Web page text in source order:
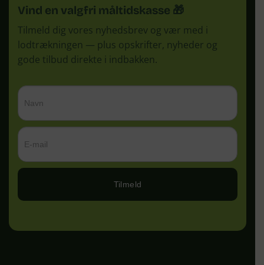
Vind en valgfri måltidskasse 🎁
Tilmeld dig vores nyhedsbrev og vær med i
lodtrækningen — plus opskrifter, nyheder og
gode tilbud direkte i indbakken.
Tilmeld